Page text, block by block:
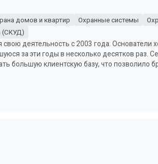
домов и квартир Охранные системы
(СКУД)
деятельность с 2003 года. Основатели
за эти годы в несколько десятков раз.
большую клиентскую базу, что позволило